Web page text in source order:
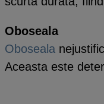
Oboseala
Oboseala
Aceasta este